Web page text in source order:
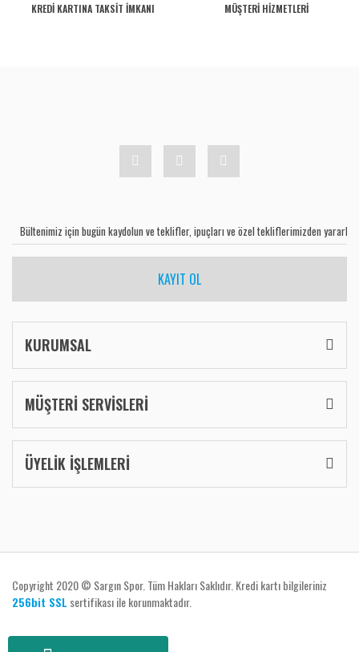
KREDİ KARTINA TAKSİT İMKANI MÜŞTERİ HİZMETLERİ
KAYIT OL
KURUMSAL
MÜŞTERİ SERVİSLERİ
ÜYELİK İŞLEMLERİ
Copyright 2020 © Sargın Spor. Tüm Hakları Saklıdır. Kredi kartı bilgileriniz
256bit SSL sertifikası ile korunmaktadır.